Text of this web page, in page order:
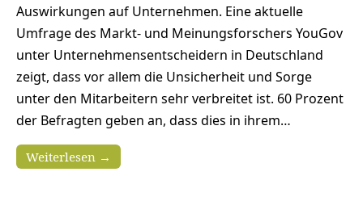
Auswirkungen auf Unternehmen. Eine aktuelle
Umfrage des Markt- und Meinungsforschers YouGov
unter Unternehmensentscheidern in Deutschland
zeigt, dass vor allem die Unsicherheit und Sorge
unter den Mitarbeitern sehr verbreitet ist. 60 Prozent
der Befragten geben an, dass dies in ihrem…
Weiterlesen →